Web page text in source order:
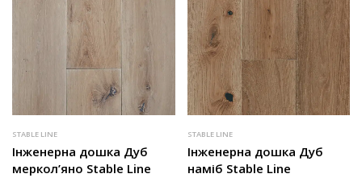
STABLE LINE
Інженерна дошка Дуб
меркол’яно Stable Line
STABLE LINE
Інженерна дошка Дуб
наміб Stable Line